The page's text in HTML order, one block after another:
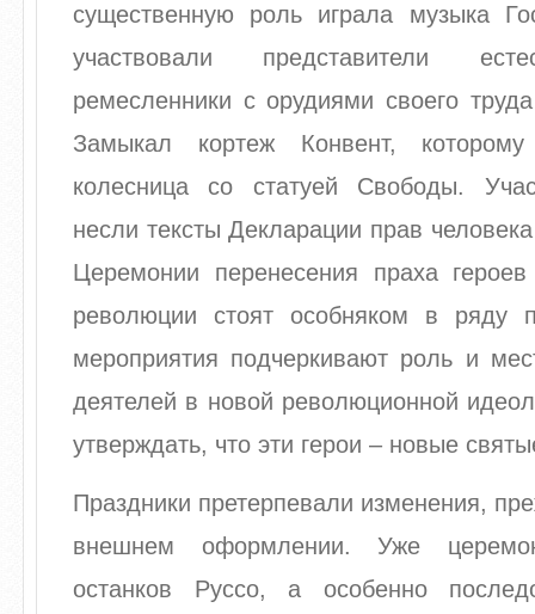
существенную роль играла музыка
участвовали представители
ремесленники с орудиями своего
Замыкал кортеж Конвент, которому
колесница со статуей Свободы.
несли тексты Декларации прав
Церемонии перенесения праха
революции стоят особняком в ряду
мероприятия подчеркивают роль и
деятелей в новой революционной
утверждать, что эти герои – новые
Праздники претерпевали изменения,
внешнем оформлении. Уже
останков Руссо, а особенно